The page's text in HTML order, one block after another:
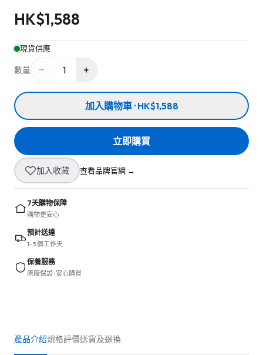
HK$1,588
現貨供應
數量 − 1 +
加入購物車 · HK$1,588
立即購買
加入收藏 查看品牌官網 →
7天購物保障
購物更安心
預計送達
1–3 個工作天
保養服務
原廠保證 · 安心購買
產品介紹規格評價送貨及退換